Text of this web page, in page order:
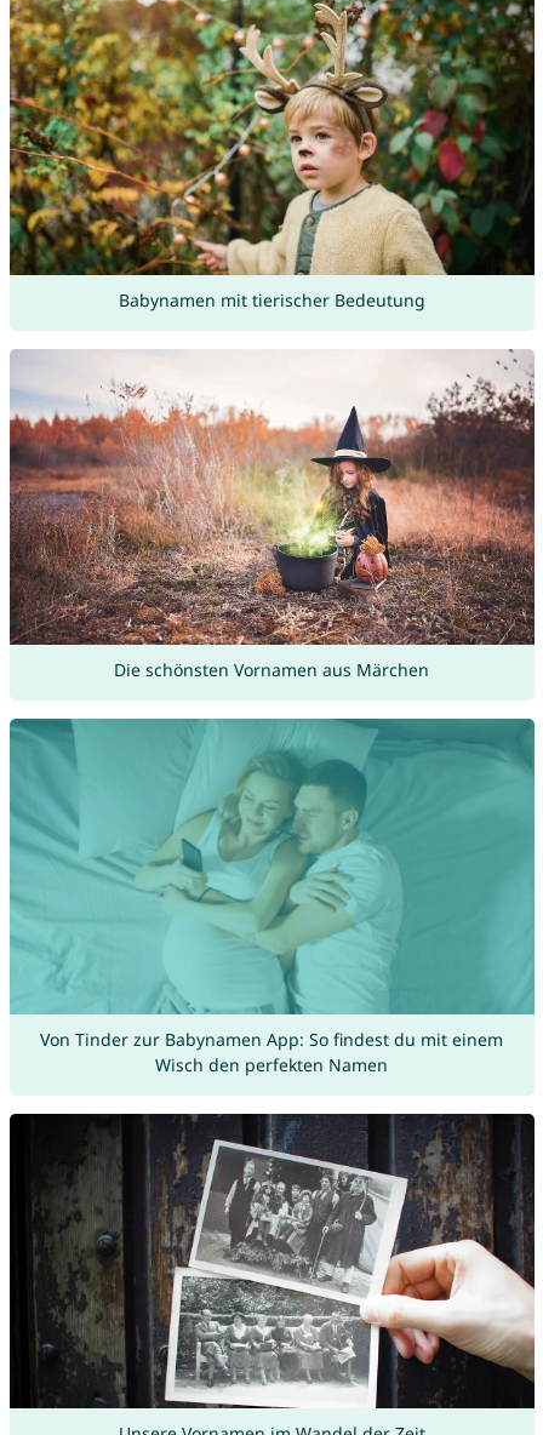
Babynamen mit tierischer Bedeutung
Die schönsten Vornamen aus Märchen
Von Tinder zur Babynamen App: So findest du mit einem
Wisch den perfekten Namen